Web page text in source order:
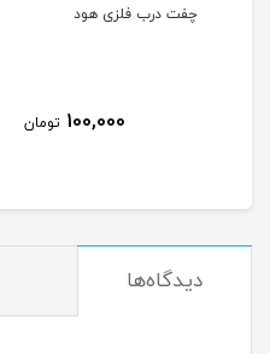
قاب کامل هواکش پارس خزر
200,000 تومان
دیدگاه‌ها